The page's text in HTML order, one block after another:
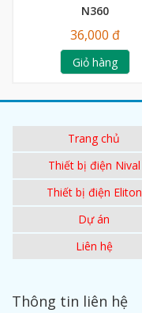
N360
36,000 đ
Giỏ hàng
Trang chủ
Thiết bị điện Nival
Thiết bị điện Eliton
Dự án
Liên hệ
Thông tin liên hệ